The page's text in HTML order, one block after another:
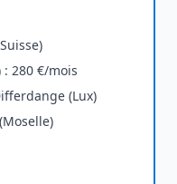
: 280 €/mois
(Lux)